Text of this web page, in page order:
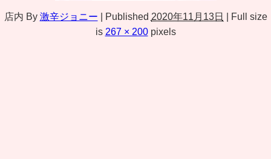
店内 By 激辛ジョニー Published 2020年11月13日
Full size
is 267 × 200pixels